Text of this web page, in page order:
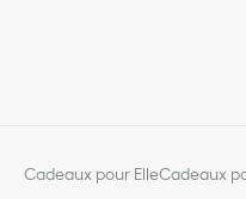
Cadeaux pour ElleCadeaux